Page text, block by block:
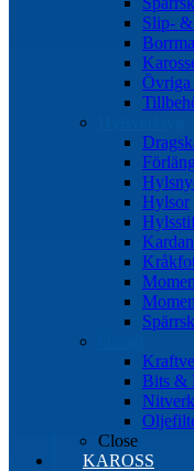
Slip-
Hylsor
Bits &
Close
KAROSS